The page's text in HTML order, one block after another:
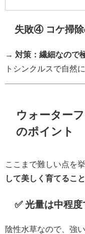
失敗④ コケ掃除
→ 対策：繊細なので
トシンクルスで自然
ウォーター
のポイント
ここまで難しい点を
して美しく育てるこ
✅ 光量は中程
陰性水草なので、強